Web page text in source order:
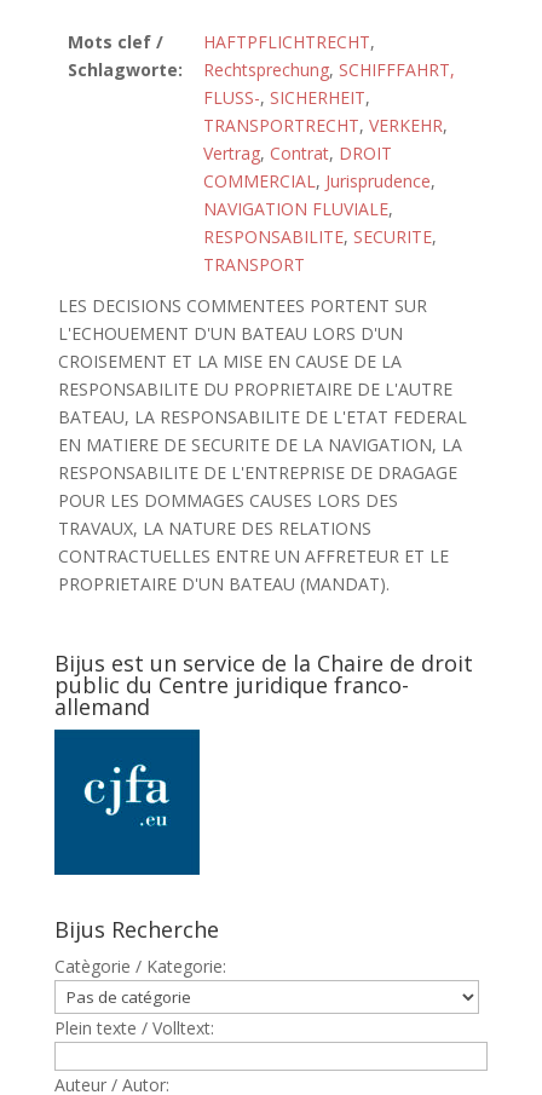
Mots clef /
Schlagworte:
HAFTPFLICHTRECHT,
Rechtsprechung, SCHIFFFAHRT,
FLUSS-, SICHERHEIT,
TRANSPORTRECHT, VERKEHR,
Vertrag, Contrat, DROIT
COMMERCIAL, Jurisprudence,
NAVIGATION FLUVIALE,
RESPONSABILITE, SECURITE,
TRANSPORT
LES DECISIONS COMMENTEES PORTENT SUR
L'ECHOUEMENT D'UN BATEAU LORS D'UN
CROISEMENT ET LA MISE EN CAUSE DE LA
RESPONSABILITE DU PROPRIETAIRE DE L'AUTRE
BATEAU, LA RESPONSABILITE DE L'ETAT FEDERAL
EN MATIERE DE SECURITE DE LA NAVIGATION, LA
RESPONSABILITE DE L'ENTREPRISE DE DRAGAGE
POUR LES DOMMAGES CAUSES LORS DES
TRAVAUX, LA NATURE DES RELATIONS
CONTRACTUELLES ENTRE UN AFFRETEUR ET LE
PROPRIETAIRE D'UN BATEAU (MANDAT).
Bijus est un service de la Chaire de droit
public du Centre juridique franco-
allemand
Bijus Recherche
Catègorie / Kategorie:
Plein texte / Volltext:
Auteur / Autor: